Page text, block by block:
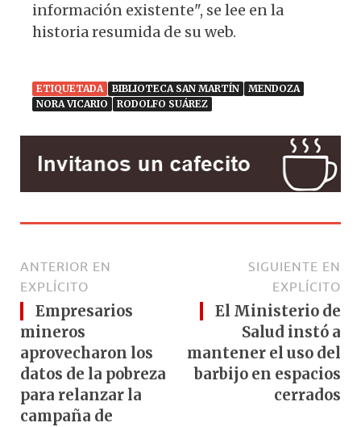
información existente", se lee en la
historia resumida de su web.
ETIQUETADA BIBLIOTECA SAN MARTÍN
MENDOZA
NORA VICARIO
RODOLFO SUÁREZ
ANTERIOR EN
EXPLÍCITO
Empresarios
mineros
aprovecharon los
datos de la pobreza
para relanzar la
campaña de
SIGUIENTE EN
EXPLÍCITO
El Ministerio de
Salud instó a
mantener el uso del
barbijo en espacios
cerrados